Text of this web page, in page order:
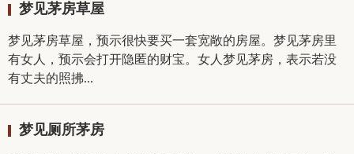
梦见茅房草屋
梦见茅房草屋，预示很快要买一套宽敞的房屋。梦见茅房里
有女人，预示会打开隐匿的财宝。女人梦见茅房，表示若没
有丈夫的照拂...
梦见厕所茅房